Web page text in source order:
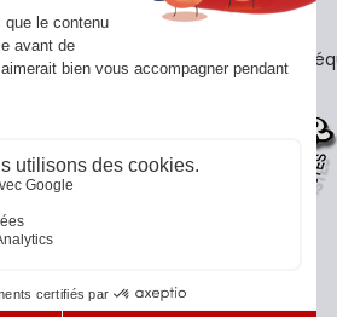
CGV
FAQ - Questions